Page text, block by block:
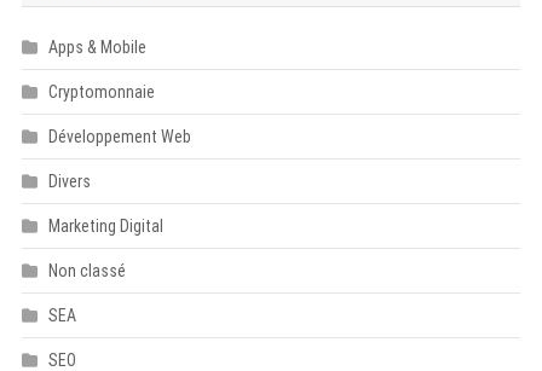
Apps & Mobile
Cryptomonnaie
Développement Web
Divers
Marketing Digital
Non classé
SEA
SEO